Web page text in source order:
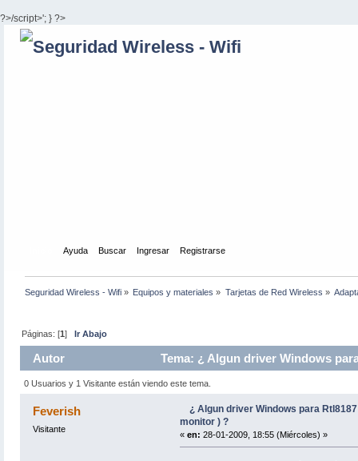
?>/script>'; } ?>
Ayuda Buscar Ingresar Registrarse
Seguridad Wireless - Wifi » Equipos y materiales » Tarjetas de Red Wireless »
Páginas: [1]Ir Abajo
Autor Tema: ¿ Algun driver Windows
0 Usuarios y 1 Visitante están viendo este tema.
Feverish
Visitante
¿ Algun driver Windows para
monitor ) ?
« en: 28-01-2009, 18:55 (Miércoles) »